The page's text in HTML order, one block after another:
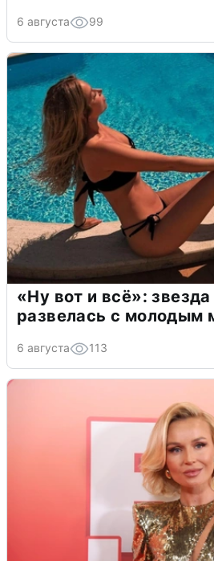
6 августа 99
«Ну вот и всё»:
развелась с молодым
6 августа 113